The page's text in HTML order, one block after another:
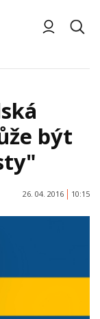
být
26. 04. 2016 10:15